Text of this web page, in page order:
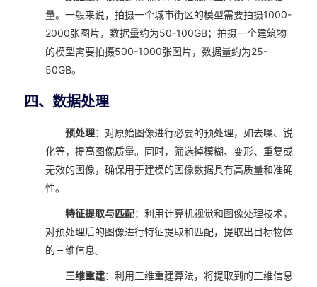
量。一般来说，拍摄一个城市街区的模型需要拍摄1000-
2000张图片，数据量约为50-100GB；拍摄一个建筑物
的模型需要拍摄500-1000张图片，数据量约为25-
50GB。
四、数据处理
预处理：对原始图像进行必要的预处理，如去噪、锐
化等，提高图像质量。同时，筛选掉模糊、变形、重复或
无效的图像，确保用于建模的图像数据具有高质量和准确
性。
特征提取与匹配：利用计算机视觉和图像处理技术，
对预处理后的图像进行特征提取和匹配，提取出目标物体
的三维信息。
三维重建：利用三维重建算法，将提取到的三维信息